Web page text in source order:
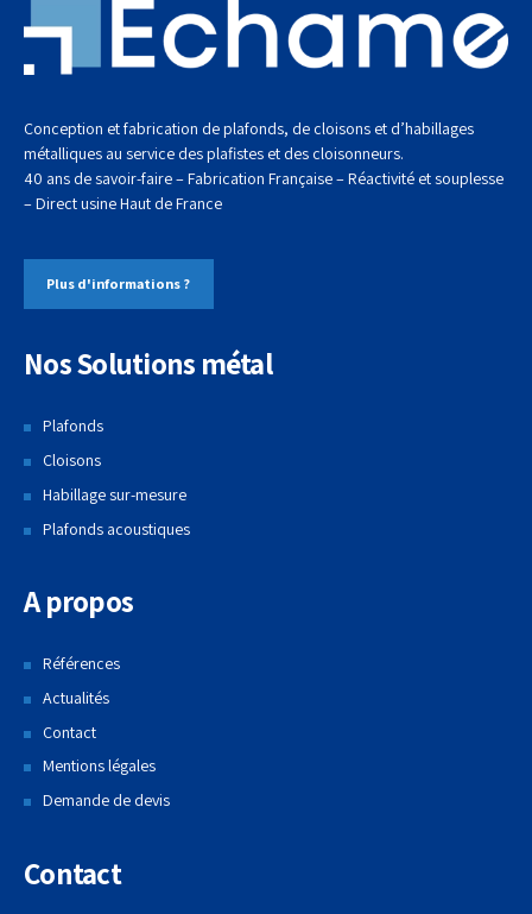
Conception et fabrication de plafonds, de cloisons et d’habillages
métalliques au service des plafistes et des cloisonneurs.
40 ans de savoir-faire – Fabrication Française – Réactivité et souplesse
– Direct usineHaut de France
Plus d'informations ?
Nos Solutions métal
Plafonds
Cloisons
Habillage sur-mesure
Plafonds acoustiques
A propos
Références
Actualités
Contact
Mentions légales
Demande de devis
Contact